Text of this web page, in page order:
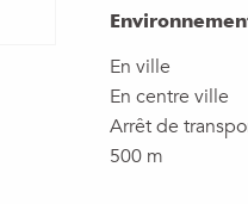
En ville
En centre ville
Arrêt de
500 m